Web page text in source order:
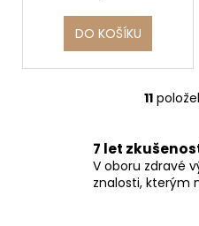
DO KOŠÍKU
11
7 let
V oboru zdravé
znalosti, kterým